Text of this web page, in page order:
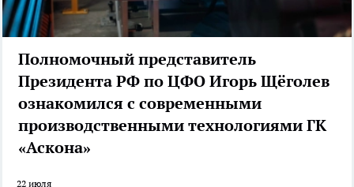
Полномочный представитель
Президента РФ по ЦФО Игорь Щёголев
ознакомился с современными
производственными технологиями ГК
«Аскона»
22 июля